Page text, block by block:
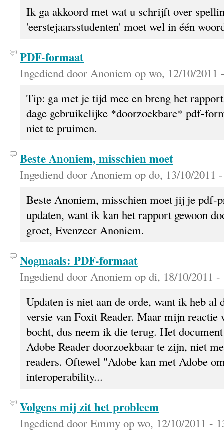
Ik ga akkoord met wat u schrijft over
'eerstejaarsstudenten' moet wel in één
PDF-formaat
Ingediend door Anoniem op wo, 12/10/2011
Tip: ga met je tijd mee en breng het
dage gebruikelijke *doorzoekbare* pdf-
niet te pruimen.
Beste Anoniem, misschien moet
Ingediend door Anoniem op do, 13/10/2011
Beste Anoniem, misschien moet jij je pdf-
updaten, want ik kan het rapport gewoon
groet, Evenzeer Anoniem.
Nogmaals: PDF-formaat
Ingediend door Anoniem op di, 18/10/2011 -
Updaten is niet aan de orde, want ik heb al
versie van Foxit Reader. Maar mijn reactie
bocht, dus neem ik die terug. Het
Adobe Reader doorzoekbaar te zijn, niet
readers. Oftewel "Adobe kan met Adobe
interoperability...
Volgens mij zit het probleem
Ingediend door Emmy op wo, 12/10/2011 -